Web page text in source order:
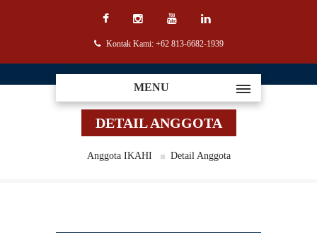
Kontak Kami: +62 813-6682-1939
MENU
DETAIL ANGGOTA
Anggota IKAHI Detail Anggota